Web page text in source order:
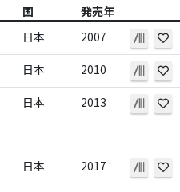
国
発売年
日本 2007
日本 2010
日本 2013
日本 2017